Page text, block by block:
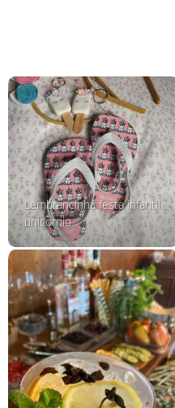
Lembrancinha festa infantil
unicornio